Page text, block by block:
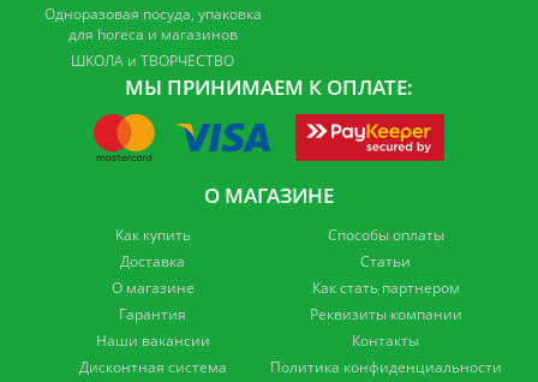
Одноразовая посуда, упаковка
для horeca и магазинов
ШКОЛА и ТВОРЧЕСТВО
МЫ ПРИНИМАЕМ К ОПЛАТЕ:
О МАГАЗИНЕ
Как купить
Доставка
О магазине
Гарантия
Наши вакансии
Дисконтная система
Способы оплаты
Статьи
Как стать партнером
Реквизиты компании
Контакты
Политика конфиденциальности